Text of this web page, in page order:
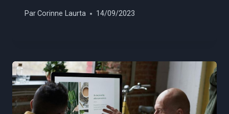
ParCorinne Laurta 14/09/2023